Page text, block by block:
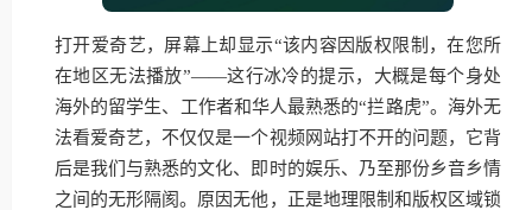
打开爱奇艺，屏幕上却显示“该内容因版权限制，在您所
在地区无法播放”——这行冰冷的提示，大概是每个身处
海外的留学生、工作者和华人最熟悉的“拦路虎”。海外无
法看爱奇艺，不仅仅是一个视频网站打不开的问题，它背
后是我们与熟悉的文化、即时的娱乐、乃至那份乡音乡情
之间的无形隔阂。原因无他，正是地理限制和版权区域锁